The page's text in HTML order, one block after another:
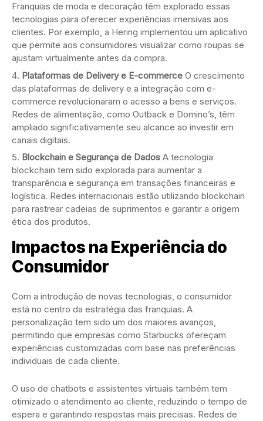
Franquias de moda e decoração têm explorado essas
tecnologias para oferecer experiências imersivas aos
clientes. Por exemplo, a Hering implementou um aplicativo
que permite aos consumidores visualizar como roupas se
ajustam virtualmente antes da compra.
Plataformas de Delivery e E-commerce O crescimento
das plataformas de delivery e a integração com e-
commerce revolucionaram o acesso a bens e serviços.
Redes de alimentação, como Outback e Domino’s, têm
ampliado significativamente seu alcance ao investir em
canais digitais.
Blockchain e Segurança de Dados A tecnologia
blockchain tem sido explorada para aumentar a
transparência e segurança em transações financeiras e
logística. Redes internacionais estão utilizando blockchain
para rastrear cadeias de suprimentos e garantir a origem
ética dos produtos.
Impactos na Experiência do
Consumidor
Com a introdução de novas tecnologias, o consumidor
está no centro da estratégia das franquias. A
personalização tem sido um dos maiores avanços,
permitindo que empresas como Starbucks ofereçam
experiências customizadas com base nas preferências
individuais de cada cliente.
O uso de chatbots e assistentes virtuais também tem
otimizado o atendimento ao cliente, reduzindo o tempo de
espera e garantindo respostas mais precisas. Redes de